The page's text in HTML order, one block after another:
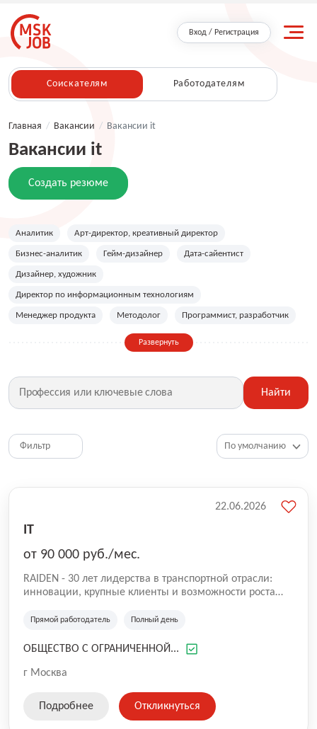
Вход / Регистрация
Соискателям Работодателям
Главная / Вакансии / Вакансии it
Вакансии it
Создать резюме
Аналитик Арт-директор, креативный директор
Бизнес-аналитик Гейм-дизайнер Дата-сайентист
Дизайнер, художник
Директор по информационным технологиям
Менеджер продукта Методолог Программист, разработчик
Руководитель группы разработки
Сетевой инженер Системный администратор
Системный аналитик Системный инженер
Специалист технической поддержки Тестировщик
Технический директор
Развернуть
Найти
Фильтр
IT
от 90 000 руб./мес.
RAIDEN - 30 лет лидерства в транспортной отрасли:
инновации, крупные клиенты и возможности роста
профессиональных персональных водителей и стройте
Прямой работодатель Полный день
ОБЩЕСТВО С ОГРАНИЧЕННОЙ...
г Москва
22.06.2026
Подробнее Откликнуться